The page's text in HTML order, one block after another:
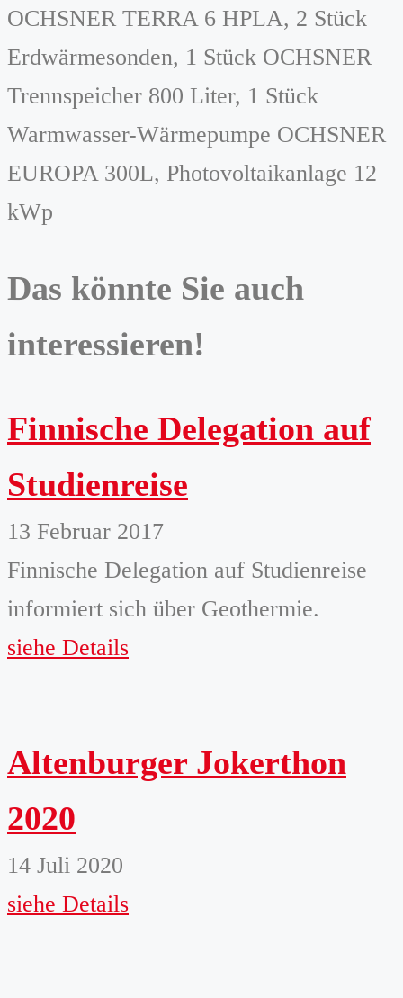
OCHSNER TERRA 6 HPLA, 2 Stück
Erdwärmesonden, 1 Stück OCHSNER
Trennspeicher 800 Liter, 1 Stück
Warmwasser-Wärmepumpe OCHSNER
EUROPA 300L, Photovoltaikanlage 12
kWp
Das könnte Sie auch
interessieren!
Finnische Delegation auf
Studienreise
13 Februar 2017
Finnische Delegation auf Studienreise
informiert sich über Geothermie.
siehe Details
Altenburger Jokerthon
2020
14 Juli 2020
siehe Details